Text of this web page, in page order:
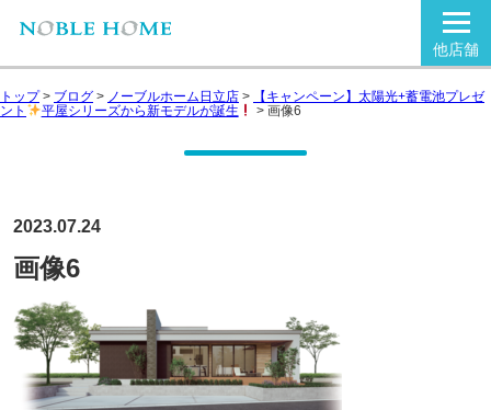
他店舗
トップ> ブログ > ノーブルホーム日立店 >
【キャンペーン】太陽光+蓄電池プレゼ
ント
平屋シリーズから新モデルが誕生 >画像6
2023.07.24
画像6